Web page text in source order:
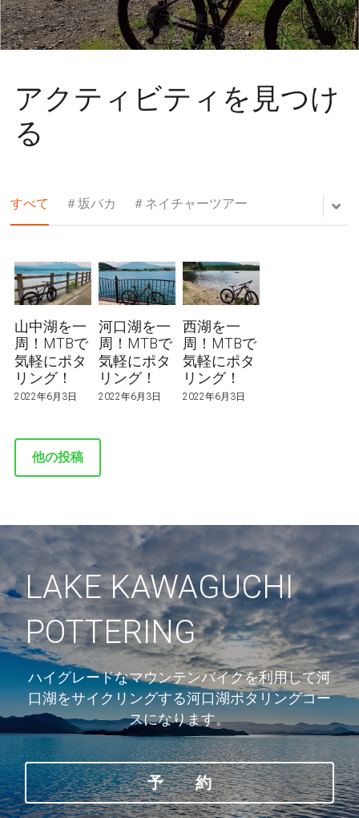
アクティビティを見つけ
る
すべて ＃坂バカ ＃ネイチャーツアー
山中湖を一
周！MTBで
気軽にポタ
リング！
2022年6月3日
河口湖を一
周！MTBで
気軽にポタ
リング！
2022年6月3日
西湖を一
周！MTBで
気軽にポタ
リング！
2022年6月3日
他の投稿
LAKE KAWAGUCHI
POTTERING
ハイグレードなマウンテンバイクを利用して河
口湖をサイクリングする河口湖ポタリングコー
スになります。
予 約